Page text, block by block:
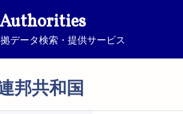
データ検索・提供サービス
邦共和国